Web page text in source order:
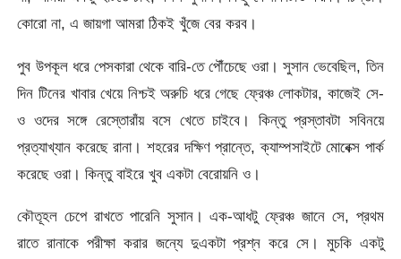
কোরো না, এ জায়গা আমরা ঠিকই খুঁজে বের করব।
পুব উপকূল ধরে পেসকারা থেকে বারি-তে পৌঁচেছে ওরা। সুসান ভেবেছিল, তিন
দিন টিনের খাবার খেয়ে নিশ্চই অরুচি ধরে গেছে ফ্রেঞ্চ লোকটার, কাজেই সে-
ও ওদের সঙ্গে রেস্তোরাঁয় বসে খেতে চাইবে। কিন্তু প্রস্তাবটা সবিনয়ে
প্রত্যাখ্যান করেছে রানা। শহরের দক্ষিণ প্রান্তে, ক্যাম্পসাইটে মোবেক্স পার্ক
করেছে ওরা। কিন্তু বাইরে খুব একটা বেরোয়নি ও।
কৌতূহল চেপে রাখতে পারেনি সুসান। এক-আধটু ফ্রেঞ্চ জানে সে, প্রথম
রাতে রানাকে পরীক্ষা করার জন্যে দুএকটা প্রশ্ন করে সে। মুচকি একটু